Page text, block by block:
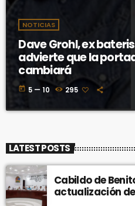
NOTICIAS
Dave Grohl, ex
advierte que la
cambiará
today 5 — 10 295
LATEST POSTS
Cabildo de
actualización